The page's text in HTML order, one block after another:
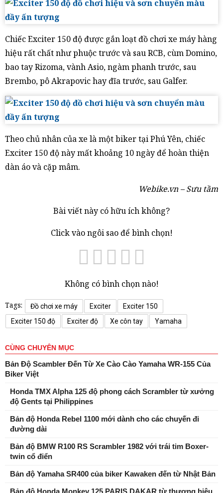
Chiếc Exciter 150 độ được gắn loạt đồ chơi xe máy hàng
hiệu rất chất như phuộc trước và sau RCB, cùm Domino,
bao tay Rizoma, vành Asio, ngàm phanh trước, sau
Brembo, pô Akrapovic hay đĩa trước, sau Galfer.
Theo chủ nhân của xe là một biker tại Phú Yên, chiếc
Exciter 150 độ này mất khoảng 10 ngày để hoàn thiện
dàn áo và cặp mâm.
Webike.vn – Sưu tầm
Bài viết này có hữu ích không?
Click vào ngôi sao để bình chọn!
Không có bình chọn nào!
Tags: Đồ chơi xe máy Exciter
Exciter 150
Exciter 150 độ
Exciter độ Xe côn tay Yamaha
CÙNG CHUYÊN MỤC
Bản Độ Scambler Đến Từ Xe Cào Cào Yamaha WR-155 Của
Biker Việt
Honda TMX Alpha 125 độ phong cách Scrambler từ xưởng
độ Gents tại Philippines
Bản độ Honda Rebel 1100 mới dành cho các chuyến đi
đường dài
Bản độ BMW R100 RS Scrambler 1982 với trái tim Boxer-
twin cổ điển
Bản độ Yamaha SR400 của biker Kawaken đến từ Nhật Bản
Bản độ Honda Monkey 125 PARIS DAKAR từ thương hiệu